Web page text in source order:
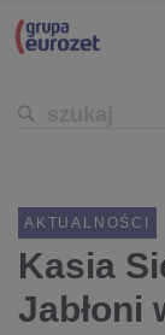
AKTUALNOŚCI
Kasia
Jabłoni